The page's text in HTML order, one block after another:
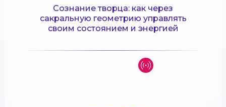
Сознание творца: как через
сакральную геометрию управлять
своим состоянием и энергией